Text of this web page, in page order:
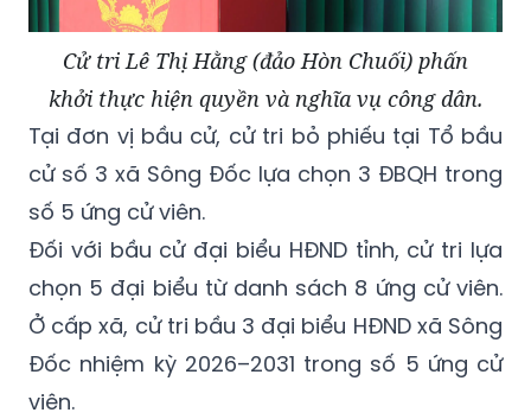
Cử tri Lê Thị Hằng (đảo Hòn Chuối) phấn
khởi thực hiện quyền và nghĩa vụ công dân.
Tại đơn vị bầu cử, cử tri bỏ phiếu tại Tổ bầu
cử số 3 xã Sông Đốc lựa chọn 3 ĐBQH trong
số 5 ứng cử viên.
Đối với bầu cử đại biểu HĐND tỉnh, cử tri lựa
chọn 5 đại biểu từ danh sách 8 ứng cử viên.
Ở cấp xã, cử tri bầu 3 đại biểu HĐND xã Sông
Đốc nhiệm kỳ 2026–2031 trong số 5 ứng cử
viên.